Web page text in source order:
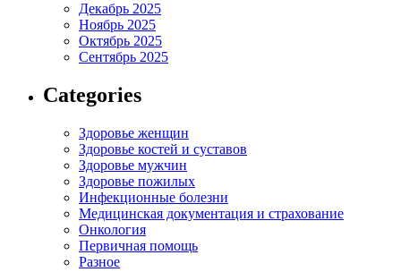
Декабрь 2025
Ноябрь 2025
Октябрь 2025
Сентябрь 2025
Categories
Здоровье женщин
Здоровье костей и суставов
Здоровье мужчин
Здоровье пожилых
Инфекционные болезни
Медицинская документация и страхование
Онкология
Первичная помощь
Разное